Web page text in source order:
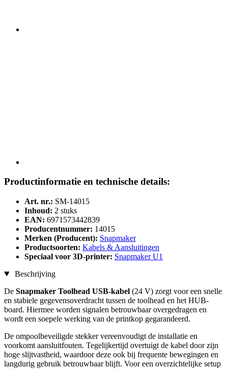
Productinformatie en technische details:
Art. nr.: SM-14015
Inhoud: 2 stuks
EAN: 6971573442839
Producentnummer: 14015
Merken (Producent): Snapmaker
Productsoorten: Kabels & Aansluitingen
Speciaal voor 3D-printer: Snapmaker U1
Beschrijving
De Snapmaker Toolhead USB-kabel (24 V) zorgt voor een snelle
en stabiele gegevensoverdracht tussen de toolhead en het HUB-
board. Hiermee worden signalen betrouwbaar overgedragen en
wordt een soepele werking van de printkop gegarandeerd.
De ompoolbeveiligde stekker vereenvoudigt de installatie en
voorkomt aansluitfouten. Tegelijkertijd overtuigt de kabel door zijn
hoge slijtvastheid, waardoor deze ook bij frequente bewegingen en
langdurig gebruik betrouwbaar blijft. Voor een overzichtelijke setup